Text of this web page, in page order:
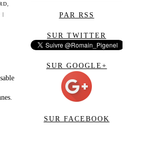
|
PAR RSS
SUR TWITTER
SUR GOOGLE+
SUR FACEBOOK